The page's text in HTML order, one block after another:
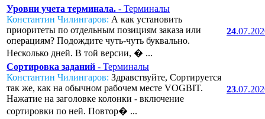
Уровни учета терминала. - Терминалы
Константин Чилингаров: А как установить
приоритеты по отдельным позициям заказа или
операциям? Подождите чуть-чуть буквально.
Несколько дней. В той версии, � ...
24
Сортировка заданий - Терминалы
Константин Чилингаров: Здравствуйте, Сортируется
так же, как на обычном рабочем месте VOGBIT.
Нажатие на заголовке колонки - включение
сортировки по ней. Повтор� ...
23